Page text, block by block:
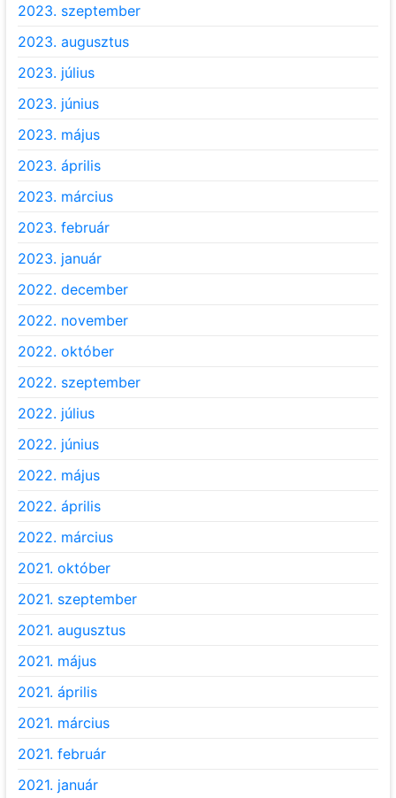
2023. szeptember
2023. augusztus
2023. július
2023. június
2023. május
2023. április
2023. március
2023. február
2023. január
2022. december
2022. november
2022. október
2022. szeptember
2022. július
2022. június
2022. május
2022. április
2022. március
2021. október
2021. szeptember
2021. augusztus
2021. május
2021. április
2021. március
2021. február
2021. január